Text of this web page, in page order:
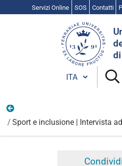
Servizi Online SOS Contatti
Cambia lingua
Sport e inclusione | Intervista